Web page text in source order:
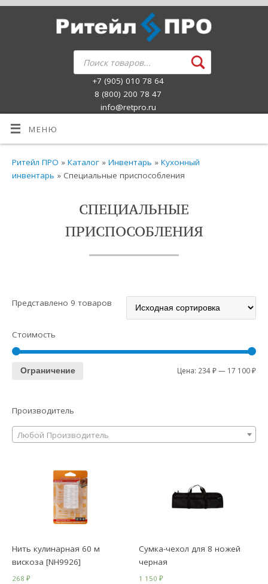
+7 (905) 010 78 64
8 (800) 200 78 47
info@retpro.ru
МЕНЮ
Ритейл ПРО »Каталог »Инвентарь »Кухонный
инвентарь » Специальные приспособления
СПЕЦИАЛЬНЫЕ
ПРИСПОСОБЛЕНИЯ
Представлено 9 товаров
Стоимость
Ограничение Цена: 234 ₽— 17 100 ₽
Производитель
Любой Производитель
Нить кулинарная 60 м
вискоза [NH9926]
268₽
Сумка-чехол для 8 ножей
черная
1 150₽